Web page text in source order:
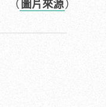
（ 圖片來源 ）